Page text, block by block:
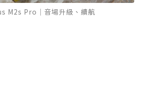
M2s Pro｜音場升級、續航